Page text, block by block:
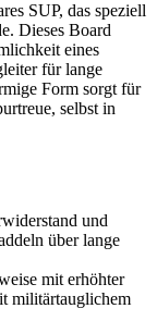
SUP, das speziell
Dieses Board
eines
für lange
Form sorgt für
selbst in
und
über lange
mit erhöhter
militärtauglichem